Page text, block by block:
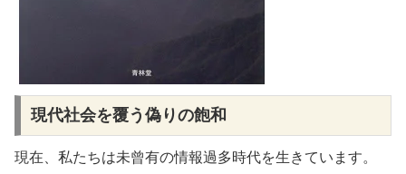
現代社会を覆う偽りの飽和
現在、私たちは未曾有の情報過多時代を生きています。